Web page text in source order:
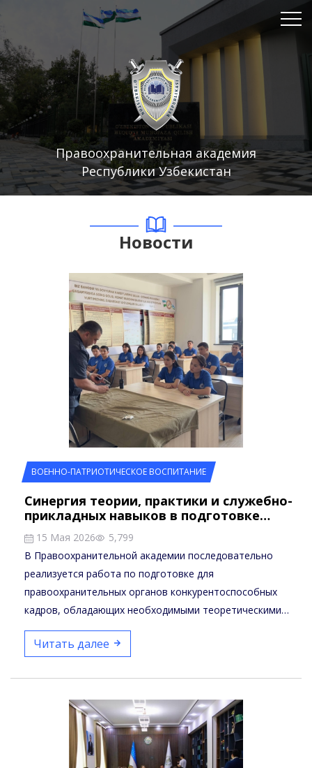
Правоохранительная академия
Республики Узбекистан
Новости
ВОЕННО-ПАТРИОТИЧЕСКОЕ ВОСПИТАНИЕ
Синергия теории, практики и служебно-
прикладных навыков в подготовке…
15 Мая 2026
5,799
В Правоохранительной академии последовательно
реализуется работа по подготовке для
правоохранительных органов конкурентоспособных
кадров, обладающих необходимыми теоретическими
знаниями и…
Читать далее